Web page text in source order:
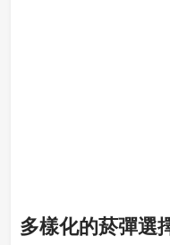
多樣化的菸彈選